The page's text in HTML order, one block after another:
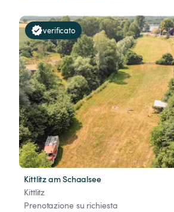
verificato
Kittlitz am Schaalsee
Kittlitz
Prenotazione su richiesta